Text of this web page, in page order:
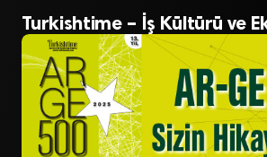
Turkishtime – İş Kültürü ve